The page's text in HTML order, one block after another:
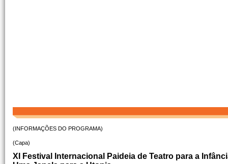
(INFORMAÇÕES DO PROGRAMA)
(Capa)
XI Festival Internacional Paideia de Teatro para a